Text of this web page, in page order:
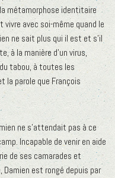
métamorphose identitaire
vivre avec soi-même quand le
ne sait plus qui il est et s’il
à la manière d’un virus,
tabou, à toutes les
la parole que François
ne s’attendait pas à ce
Incapable de venir en aide
de ses camarades et
Damien est rongé depuis par